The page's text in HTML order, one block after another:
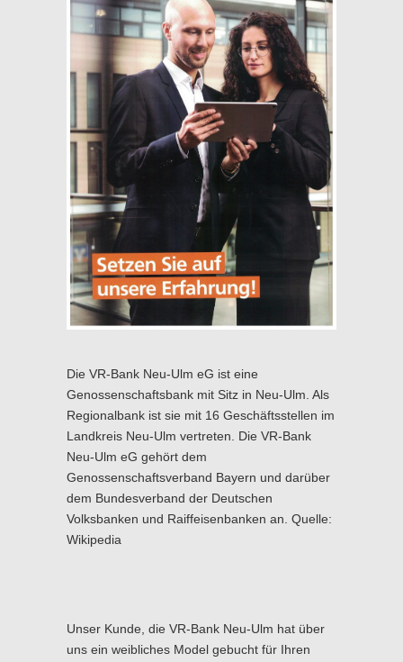
Die VR-Bank Neu-Ulm eG ist eine
Genossenschaftsbank mit Sitz in Neu-Ulm. Als
Regionalbank ist sie mit 16 Geschäftsstellen im
Landkreis Neu-Ulm vertreten. Die VR-Bank
Neu-Ulm eG gehört dem
Genossenschaftsverband Bayern und darüber
dem Bundesverband der Deutschen
Volksbanken und Raiffeisenbanken an. Quelle:
Wikipedia
Unser Kunde, die VR-Bank Neu-Ulm hat über
uns ein weibliches Model gebucht für Ihren